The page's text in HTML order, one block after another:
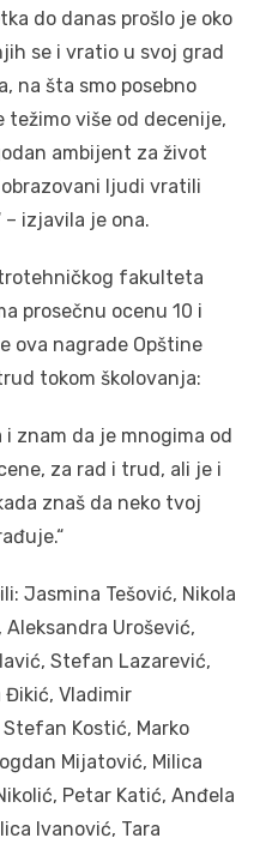
do danas prošlo je oko
se i vratio u svoj grad
na šta smo posebno
težimo više od decenije,
ambijent za život
ljudi vratili
izjavila je ona.
fakulteta
prosečnu ocenu 10 i
ova nagrade Opštine
tokom školovanja:
i znam da je mnogima od
za rad i trud, ali je i
znaš da neko tvoj
Jasmina Tešović, Nikola
Urošević,
Stefan Lazarević,
Đikić, Vladimir
Kostić, Marko
Mijatović, Milica
Petar Katić, Anđela
Ivanović, Tara